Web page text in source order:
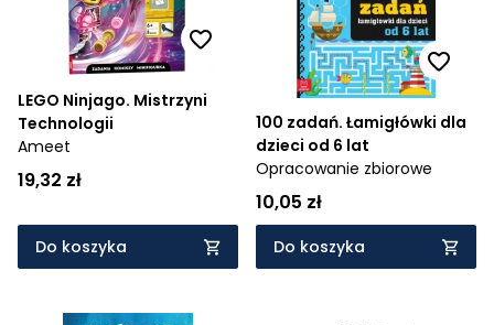
LEGO Ninjago. Mistrzyni
Technologii
Ameet
19,32 zł
Do koszyka
100 zadań. Łamigłówki dla
dzieci od 6 lat
Opracowanie zbiorowe
10,05 zł
Do koszyka